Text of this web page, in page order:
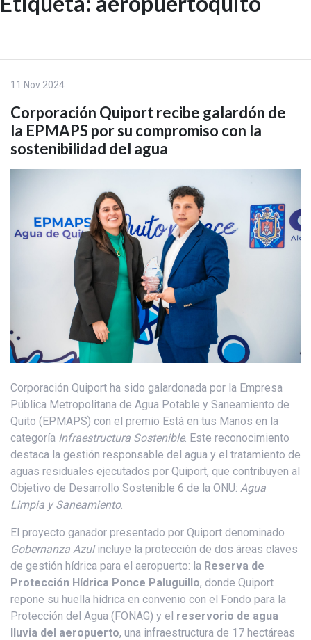
Skip
11 Nov 2024
Corporación Quiport recibe galardón de
la EPMAPS por su compromiso con la
sostenibilidad del agua
Corporación Quiport ha sido galardonada por la Empresa
Pública Metropolitana de Agua Potable y Saneamiento de
Quito (EPMAPS) con el premio Está en tus Manos en la
categoría Infraestructura Sostenible. Este reconocimiento
destaca la gestión responsable del agua y el tratamiento de
aguas residuales ejecutados por Quiport, que contribuyen al
Objetivo de Desarrollo Sostenible 6 de la ONU: Agua
Limpia y Saneamiento.
El proyecto ganador presentado por Quiport denominado
Gobernanza Azulincluye la protección de dos áreas claves
de gestión hídrica para el aeropuerto: la Reserva de
Protección Hídrica Ponce Paluguillo, donde Quiport
repone su huella hídrica en convenio con el Fondo para la
Protección del Agua (FONAG) y el reservorio de agua
lluvia del aeropuerto, una infraestructura de 17 hectáreas